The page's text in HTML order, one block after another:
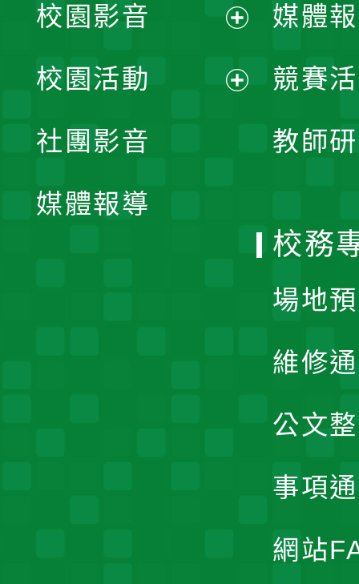
媒體
競賽
教師
校園影音
開
校園活動
社團影音
媒體報導
校務
場地
維修
公文
事項
網站